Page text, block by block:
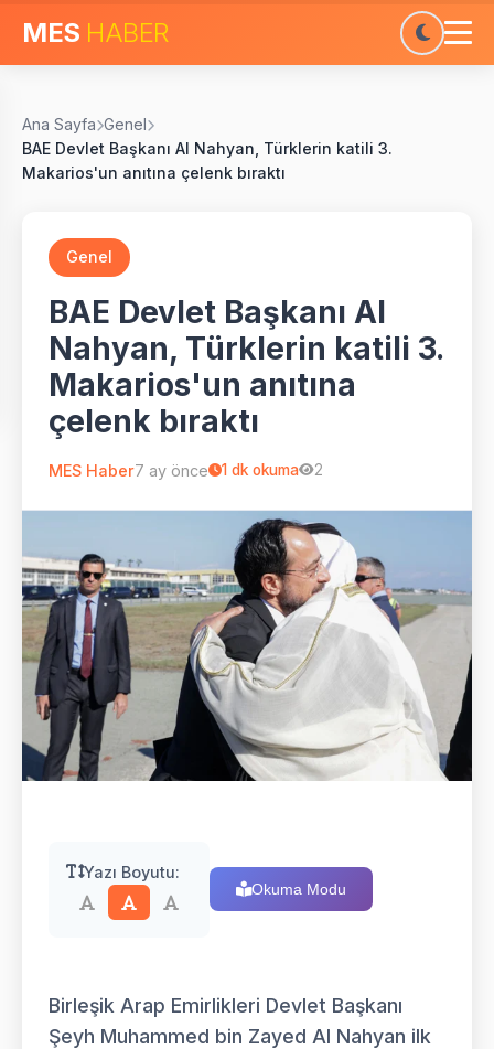
MES HABER
Ana Sayfa Genel
BAE Devlet Başkanı Al Nahyan, Türklerin katili 3.
Makarios'un anıtına çelenk bıraktı
Genel
BAE Devlet Başkanı Al
Nahyan, Türklerin katili 3.
Makarios'un anıtına
çelenk bıraktı
MES Haber7 ay önce 1 dk okuma 2
Yazı Boyutu:
Okuma Modu
Birleşik Arap Emirlikleri Devlet Başkanı
Şeyh Muhammed bin Zayed Al Nahyan ilk